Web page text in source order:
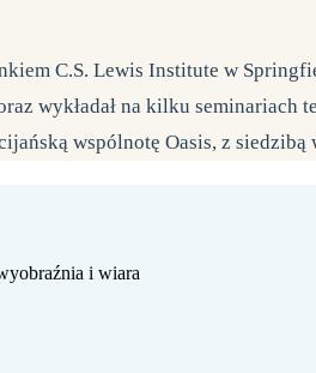
C.S. Lewis Institute w
wykładał na kilku seminariach
wspólnotę Oasis, z siedzibą
i wiara